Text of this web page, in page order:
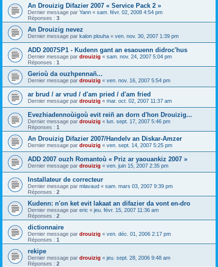
An Drouizig Difazier 2007 « Service Pack 2 »
Dernier message par Yann « sam. févr. 02, 2008 4:54 pm
Réponses : 3
An Drouizig nevez
Dernier message par kalon plouha « ven. nov. 30, 2007 1:39 pm
ADD 2007SP1 - Kudenn gant an esaouenn didroc'hus
Dernier message par drouizig « sam. nov. 24, 2007 5:04 pm
Réponses : 1
Gerioù da ouzhpennañ...
Dernier message par drouizig « ven. nov. 16, 2007 5:54 pm
ar brud / ar vrud / d'am pried / d'am fried
Dernier message par drouizig « mar. oct. 02, 2007 11:37 am
Evezhiadennoùigoù evit reiñ an dorn d'hon Drouizig...
Dernier message par drouizig « lun. sept. 17, 2007 5:46 pm
Réponses : 1
An Drouizig Difazier 2007/Handelv an Diskar-Amzer
Dernier message par drouizig « ven. sept. 14, 2007 5:25 pm
ADD 2007 ouzh Romantoù « Priz ar yaouankiz 2007 »
Dernier message par drouizig « ven. juin 15, 2007 2:35 pm
Installateur de correcteur
Dernier message par mlavaud « sam. mars 03, 2007 9:39 pm
Réponses : 2
Kudenn: n'on ket evit lakaat an difazier da vont en-dro
Dernier message par eric « jeu. févr. 15, 2007 11:36 am
Réponses : 2
dictionnaire
Dernier message par drouizig « ven. déc. 01, 2006 2:17 pm
Réponses : 1
rekipe
Dernier message par drouizig « jeu. sept. 28, 2006 9:48 am
Réponses : 2